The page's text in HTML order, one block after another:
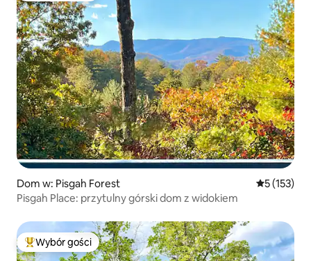
Dom w: Pisgah Forest Średnia
5 (153)
Pisgah Place: przytulny górski dom z widokiem
Najpopularniejsze z kategorii Wybór gości
Wybór gości